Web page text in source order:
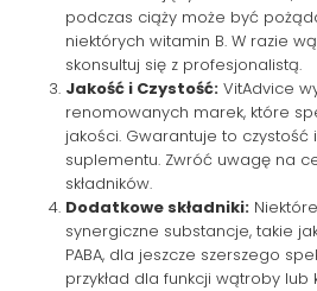
podczas ciąży może być
niektórych witamin B. W razie
skonsultuj się z profesjonalistą.
Jakość i Czystość: VitAdvice
renomowanych marek, które
jakości. Gwarantuje to czystość
suplementu. Zwróć uwagę na
składników.
Dodatkowe składniki:
synergiczne substancje, takie
PABA, dla jeszcze szerszego
przykład dla funkcji wątroby lub